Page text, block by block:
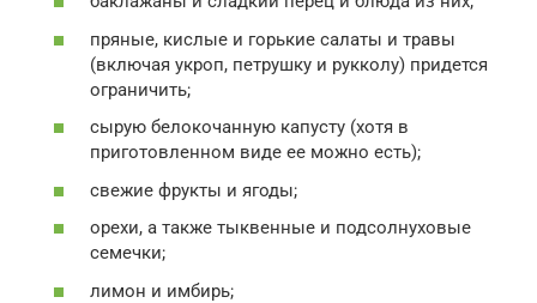
пряные, кислые и горькие салаты и травы
(включая укроп, петрушку и рукколу) придется
ограничить;
сырую белокочанную капусту (хотя в
приготовленном виде ее можно есть);
свежие фрукты и ягоды;
орехи, а также тыквенные и подсолнуховые
семечки;
лимон и имбирь;